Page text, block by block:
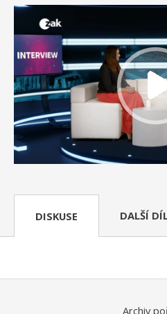
DISKUSE DALŠÍ
Archiv